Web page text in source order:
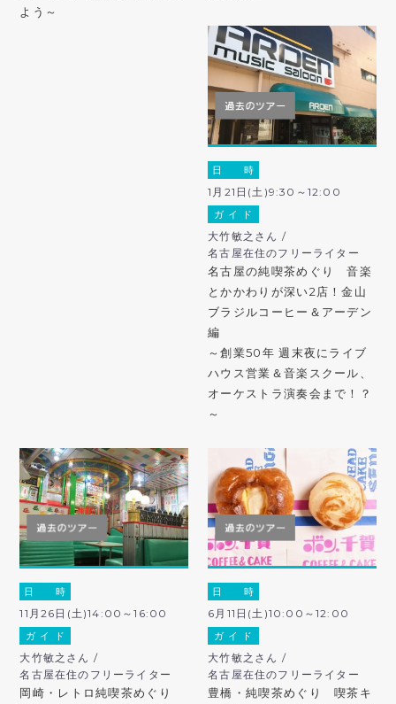
よう～
日 時
1月21日(土)9:30～12:00
ガ イ ド
大竹敏之さん /
名古屋在住のフリーライター
名古屋の純喫茶めぐり 音楽
とかかわりが深い2店！金山
ブラジルコーヒー＆アーデン
編
～創業50年 週末夜にライブ
ハウス営業＆音楽スクール、
オーケストラ演奏会まで！？
～
日 時
11月26日(土)14:00～16:00
ガ イ ド
大竹敏之さん /
名古屋在住のフリーライター
岡崎・レトロ純喫茶めぐり
日 時
6月11日(土)10:00～12:00
ガ イ ド
大竹敏之さん /
名古屋在住のフリーライター
豊橋・純喫茶めぐり 喫茶キ